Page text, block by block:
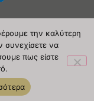
την καλύτερη
συνεχίσετε να
πως είστε